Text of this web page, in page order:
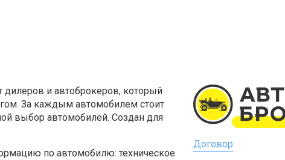
Договор
дилеров и автоброкеров, который
За каждым автомобилем стоит
выбор автомобилей. Создан для
по автомобилю: техническое